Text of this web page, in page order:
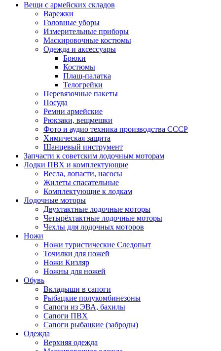
Вещи с армейских складов
Варежки
Головные уборы
Измерительные приборы
Маскировочные костюмы
Одежда и аксессуары
Брюки
Костюмы
Плащ-палатка
Телогрейки
Перевязочные пакеты
Посуда
Ремни армейские
Рюкзаки, вещмешки
Фото и аудио техника производства СССР
Химическая защита
Шанцевый инструмент
Запчасти к советским лодочным моторам
Лодки ПВХ и комплектующие
Весла, лопасти, насосы
Жилеты спасательные
Комплектующие к лодкам
Лодочные моторы
Двухтактные лодочные моторы
Четырёхтактные лодочные моторы
Чехлы для лодочных моторов
Ножи
Ножи туристические Следопыт
Точилки для ножей
Ножи Кизляр
Ножны для ножей
Обувь
Вкладыши в сапоги
Рыбацкие полукомбинезоны
Сапоги из ЭВА, бахилы
Сапоги ПВХ
Сапоги рыбацкие (заброды)
Одежда
Верхняя одежда